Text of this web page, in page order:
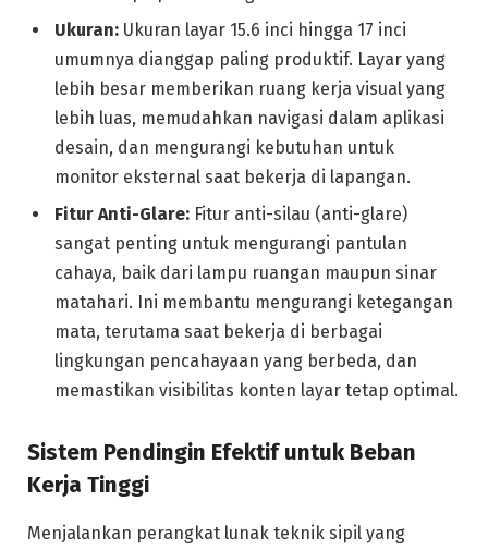
Ukuran: Ukuran layar 15.6 inci hingga 17 inci
umumnya dianggap paling produktif. Layar yang
lebih besar memberikan ruang kerja visual yang
lebih luas, memudahkan navigasi dalam aplikasi
desain, dan mengurangi kebutuhan untuk
monitor eksternal saat bekerja di lapangan.
Fitur Anti-Glare: Fitur anti-silau (anti-glare)
sangat penting untuk mengurangi pantulan
cahaya, baik dari lampu ruangan maupun sinar
matahari. Ini membantu mengurangi ketegangan
mata, terutama saat bekerja di berbagai
lingkungan pencahayaan yang berbeda, dan
memastikan visibilitas konten layar tetap optimal.
Sistem Pendingin Efektif untuk Beban
Kerja Tinggi
Menjalankan perangkat lunak teknik sipil yang